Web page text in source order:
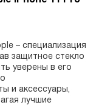
– специализация
защитное стекло
уверены в его
и аксессуары,
лучшие